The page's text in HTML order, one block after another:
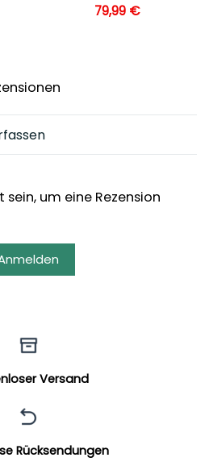
79,99 €
um eine Rezension
Versand
Rücksendungen